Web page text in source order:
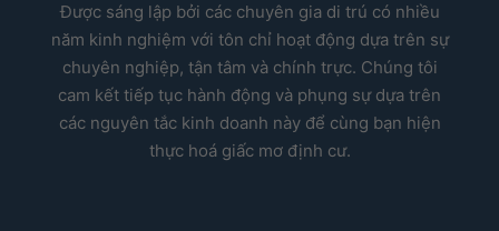
Được sáng lập bởi các chuyên gia di trú có nhiều
năm kinh nghiệm với tôn chỉ hoạt động dựa trên sự
chuyên nghiệp, tận tâm và chính trực. Chúng tôi
cam kết tiếp tục hành động và phụng sự dựa trên
các nguyên tắc kinh doanh này để cùng bạn hiện
thực hoá giấc mơ định cư.